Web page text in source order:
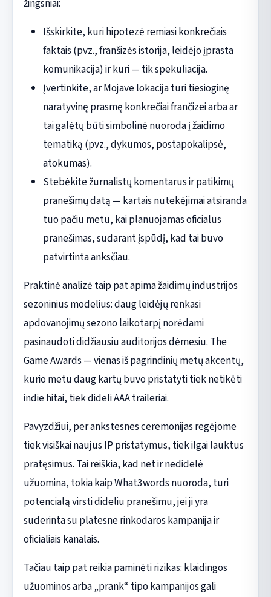
žingsniai:
Išskirkite, kuri hipotezė remiasi konkrečiais
faktais (pvz., franšizės istorija, leidėjo įprasta
komunikacija) ir kuri — tik spekuliacija.
Įvertinkite, ar Mojave lokacija turi tiesioginę
naratyvinę prasmę konkrečiai frančizei arba ar
tai galėtų būti simbolinė nuoroda į žaidimo
tematiką (pvz., dykumos, postapokalipsė,
atokumas).
Stebėkite žurnalistų komentarus ir patikimų
pranešimų datą — kartais nutekėjimai atsiranda
tuo pačiu metu, kai planuojamas oficialus
pranešimas, sudarant įspūdį, kad tai buvo
patvirtinta anksčiau.
Praktinė analizė taip pat apima žaidimų industrijos
sezoninius modelius: daug leidėjų renkasi
apdovanojimų sezono laikotarpį norėdami
pasinaudoti didžiausiu auditorijos dėmesiu. The
Game Awards — vienas iš pagrindinių metų akcentų,
kurio metu daug kartų buvo pristatyti tiek netikėti
indie hitai, tiek dideli AAA traileriai.
Pavyzdžiui, per ankstesnes ceremonijas regėjome
tiek visiškai naujus IP pristatymus, tiek ilgai lauktus
pratęsimus. Tai reiškia, kad net ir nedidelė
užuomina, tokia kaip What3words nuoroda, turi
potencialą virsti dideliu pranešimu, jei ji yra
suderinta su platesne rinkodaros kampanija ir
oficialiais kanalais.
Tačiau taip pat reikia paminėti rizikas: klaidingos
užuominos arba „prank“ tipo kampanijos gali